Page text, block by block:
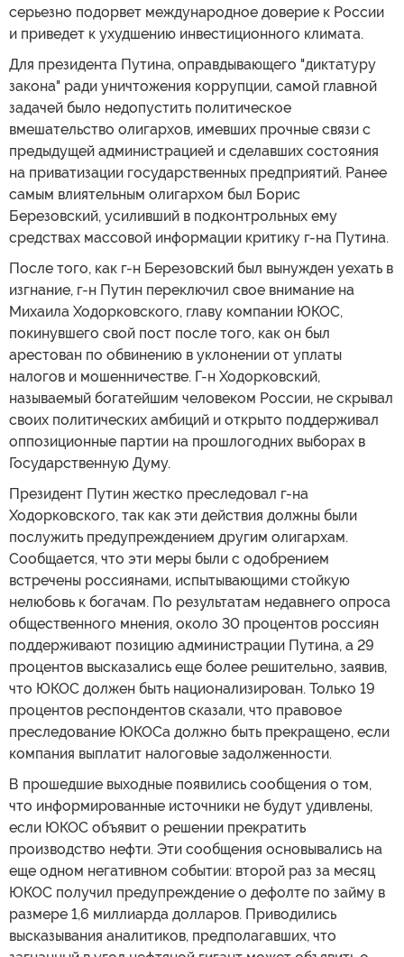
серьезно подорвет международное доверие к России
и приведет к ухудшению инвестиционного климата.
Для президента Путина, оправдывающего "диктатуру
закона" ради уничтожения коррупции, самой главной
задачей было недопустить политическое
вмешательство олигархов, имевших прочные связи с
предыдущей администрацией и сделавших состояния
на приватизации государственных предприятий. Ранее
самым влиятельным олигархом был Борис
Березовский, усиливший в подконтрольных ему
средствах массовой информации критику г-на Путина.
После того, как г-н Березовский был вынужден уехать в
изгнание, г-н Путин переключил свое внимание на
Михаила Ходорковского, главу компании ЮКОС,
покинувшего свой пост после того, как он был
арестован по обвинению в уклонении от уплаты
налогов и мошенничестве. Г-н Ходорковский,
называемый богатейшим человеком России, не скрывал
своих политических амбиций и открыто поддерживал
оппозиционные партии на прошлогодних выборах в
Государственную Думу.
Президент Путин жестко преследовал г-на
Ходорковского, так как эти действия должны были
послужить предупреждением другим олигархам.
Сообщается, что эти меры были с одобрением
встречены россиянами, испытывающими стойкую
нелюбовь к богачам. По результатам недавнего опроса
общественного мнения, около 30 процентов россиян
поддерживают позицию администрации Путина, а 29
процентов высказались еще более решительно, заявив,
что ЮКОС должен быть национализирован. Только 19
процентов респондентов сказали, что правовое
преследование ЮКОСа должно быть прекращено, если
компания выплатит налоговые задолженности.
В прошедшие выходные появились сообщения о том,
что информированные источники не будут удивлены,
если ЮКОС объявит о решении прекратить
производство нефти. Эти сообщения основывались на
еще одном негативном событии: второй раз за месяц
ЮКОС получил предупреждение о дефолте по займу в
размере 1,6 миллиарда долларов. Приводились
высказывания аналитиков, предполагавших, что